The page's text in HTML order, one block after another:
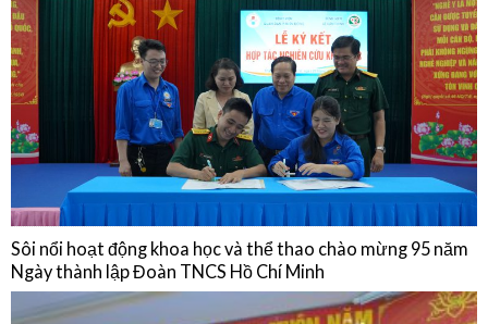
Sinh hoạt chuyên môn: Cập nhật chẩn đoán, điều trị, dự phòng bệnh
não mô cầu và Chia sẻ thực hành từ Phòng Tiêm chủng Bệnh viện Quân
Dân Y Miền Đông
15/01/2026
NGHIÊN CỨU KHOA HỌC